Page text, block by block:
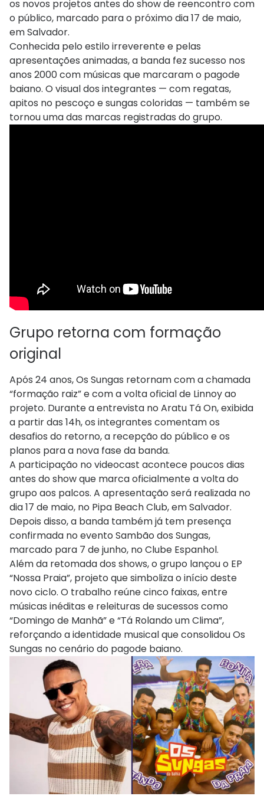
os novos projetos antes do show de reencontro com
o público, marcado para o próximo dia 17 de maio,
em Salvador.
Conhecida pelo estilo irreverente e pelas
apresentações animadas, a banda fez sucesso nos
anos 2000 com músicas que marcaram o pagode
baiano. O visual dos integrantes — com regatas,
apitos no pescoço e sungas coloridas — também se
tornou uma das marcas registradas do grupo.
Grupo retorna com formação
original
Após 24 anos, Os Sungas retornam com a chamada
“formação raiz” e com a volta oficial de Linnoy ao
projeto. Durante a entrevista no Aratu Tá On, exibida
a partir das 14h, os integrantes comentam os
desafios do retorno, a recepção do público e os
planos para a nova fase da banda.
A participação no videocast acontece poucos dias
antes do show que marca oficialmente a volta do
grupo aos palcos. A apresentação será realizada no
dia 17 de maio, no Pipa Beach Club, em Salvador.
Depois disso, a banda também já tem presença
confirmada no evento Sambão dos Sungas,
marcado para 7 de junho, no Clube Espanhol.
Além da retomada dos shows, o grupo lançou o EP
“Nossa Praia”, projeto que simboliza o início deste
novo ciclo. O trabalho reúne cinco faixas, entre
músicas inéditas e releituras de sucessos como
“Domingo de Manhã” e “Tá Rolando um Clima”,
reforçando a identidade musical que consolidou Os
Sungas no cenário do pagode baiano.